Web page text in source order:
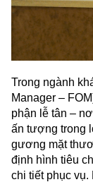
Trong ngành
Manager –
phận lễ tân –
ấn tượng trong
gương mặt
định hình tiêu
chi tiết phục